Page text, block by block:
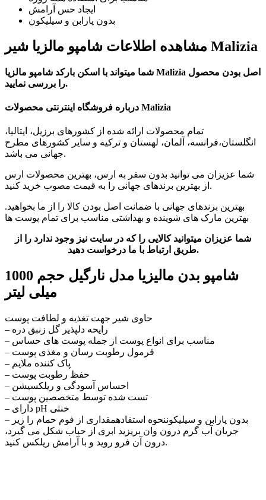
ایجاد حس آرامش
بدون پارابن و سیلیکون
مشاهده اطلاعات شامپو مالزیا شیر Malizia
شما میتواند با اسکن بارکد شامپو مالزیا Malizia اصل بودن محصول
را بررسی نمایید.
درباره فروشگاه اینترنتی محصولات Malizia
تمام محصولات ارائه شده از کشورهای برزیل، ایتالیا،
انگلستان،فرانسه، آلمان، لهستان و ترکیه و سایر کشورهای مطرح
جهانی می باشد.
شما عزیزان می توانید بدون سفر به ارس، بهترین محصولات ارس
از بهترین برندهای جهانی را به قیمت مصوب خرید کنید.
بهترین برندهای جهانی با ضمانت اصل بودن کالا را از ما بخواهید.
بهترین مارک های شوینده و بهداشتی مناسب برای تمام پوست ها
شما عزیزان میتوانید کالایی را که در سایت نیز وجود ندارد را از
طریق ارتباط با ما درخواست دهید.
شامپو بدن مالیزیا مدل نارگیل حجم 1000
میلی لیتر
حاوی شیر جهت تغذیه و لطافت پوست
– رایحه دلپذیر گل زنبق دره
– مناسب برای انواع پوست از جمله پوست های حساس
– فرمول رطوبت رسان و مغذی پوست
– پاک کننده ملایم
– حفظ رطوبت پوست
– احساس آسودگی و ریلکسیشن
– تست شده توسط متخصصین پوست
– دارای pH خنثی
– بدون پارابن و سیلیکوننحوه استفادهمقداری از فوم حمام را زیر
جریان آب گرم درون وان بریزید ابری از حباب شکل می گیرد،
درون آن فرو روید و با آرامش ریلکس کنید.